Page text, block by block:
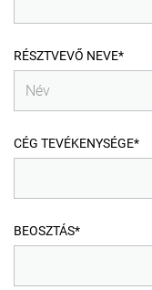
RÉSZTVEVŐ NEVE*
CÉG TEVÉKENYSÉGE*
BEOSZTÁS*